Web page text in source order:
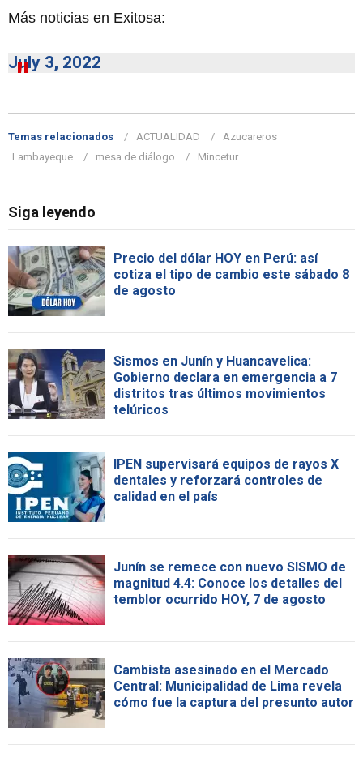
Más noticias en Exitosa:
July 3, 2022
Temas relacionados ACTUALIDAD
Azucareros
Lambayeque
mesa de diálogo Mincetur
Siga leyendo
Precio del dólar HOY en Perú: así
cotiza el tipo de cambio este sábado 8
de agosto
Sismos en Junín y Huancavelica:
Gobierno declara en emergencia a 7
distritos tras últimos movimientos
telúricos
IPEN supervisará equipos de rayos X
dentales y reforzará controles de
calidad en el país
Junín se remece con nuevo SISMO de
magnitud 4.4: Conoce los detalles del
temblor ocurrido HOY, 7 de agosto
Cambista asesinado en el Mercado
Central: Municipalidad de Lima revela
cómo fue la captura del presunto autor